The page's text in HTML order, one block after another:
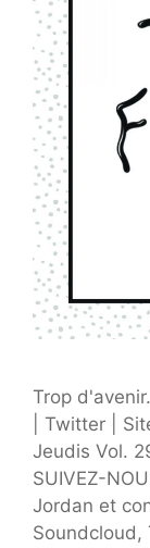
Trop
| Twitter |
Jeudis Vol.
SUIVEZ-
Jordan et
Soundcloud,